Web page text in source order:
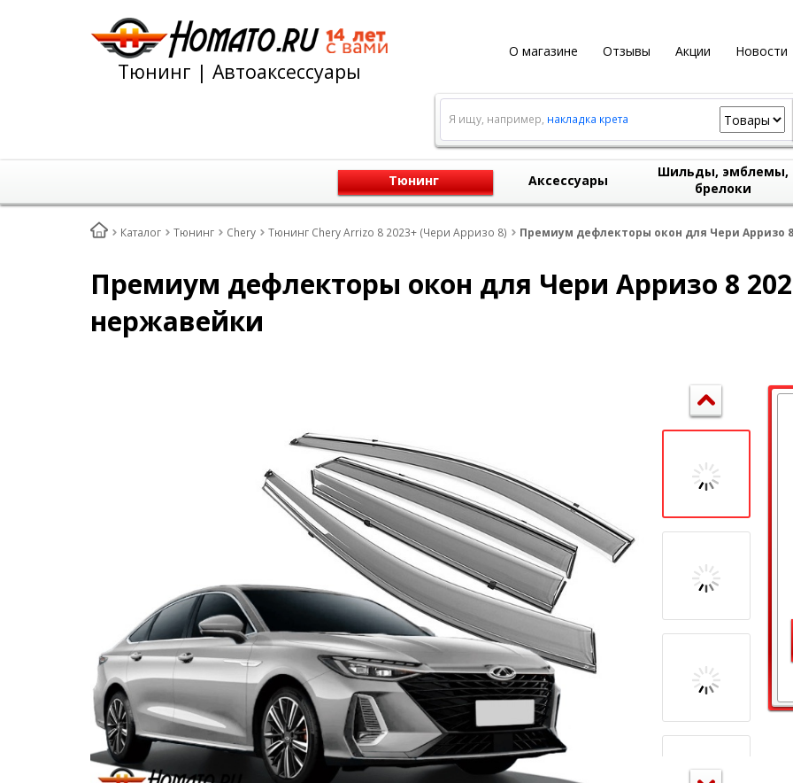
О магазине Отзывы Акции Новости
Тюнинг | Автоаксессуары
Я ищу, например, накладка крета
Тюнинг Аксессуары
Шильды, эмблемы,
брелоки
Каталог Тюнинг Chery Тюнинг Chery Arrizo 8 2023+ (Чери Арризо 8) Премиум дефлекторы окон для Чери Арризо
Премиум дефлекторы окон для Чери Арризо 8
нержавейки